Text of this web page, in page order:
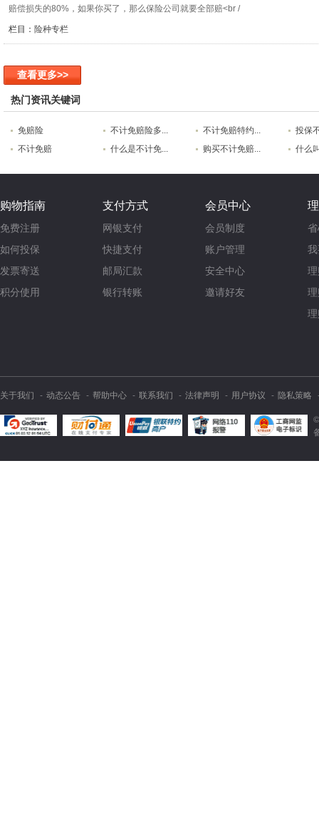
赔偿损失的80%，如果你买了，那么保险公司就要全部赔<br /
栏目： 险种专栏
查看更多>>
热门资讯关键词
免赔险 不计免赔险多... 不计免赔特约...
投保
不计免赔
什么是不计免... 购买不计免赔... 什么
购物指南
免费注册
如何投保
发票寄送
积分使用
支付方式
网银支付
快捷支付
邮局汇款
银行转账
会员中心
会员制度
账户管理
安全中心
邀请好友
关于我们 动态公告 帮助中心 联系我们 法律声明 用户协议
隐私策略
©